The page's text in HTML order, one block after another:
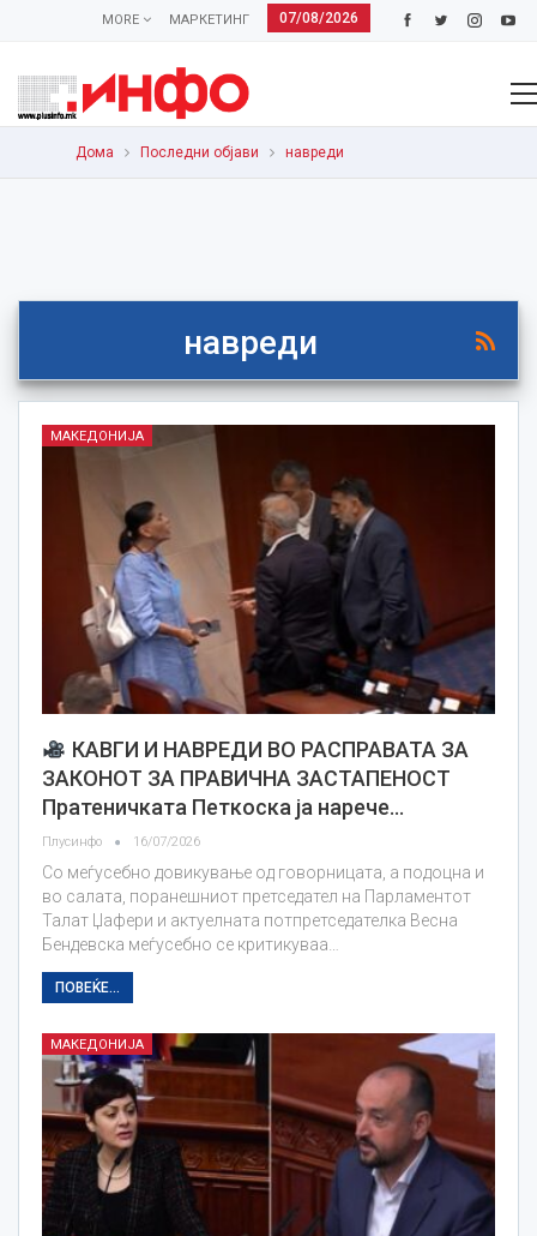
07/08/2026
МАРКЕТИНГ
MORE
Дома Последни објави навреди
навреди
МАКЕДОНИЈА
КАВГИ И НАВРЕДИ ВО РАСПРАВАТА ЗА
ЗАКОНОТ ЗА ПРАВИЧНА ЗАСТАПЕНОСТ
Пратеничката Петкоска ја нарече…
Плусинфо 16/07/2026
Со меѓусебно довикување од говорницата, а подоцна и
во салата, поранешниот претседател на Парламентот
Талат Џафери и актуелната потпретседателка Весна
Бендевска меѓусебно се критикуваа…
ПОВЕЌЕ...
МАКЕДОНИЈА